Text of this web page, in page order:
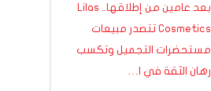
بعد عامين من إطلاقها.. Lilas
Cosmetics تتصدر مبيعات
مستحضرات التجميل وتكسب
رهان الثقة في ا…